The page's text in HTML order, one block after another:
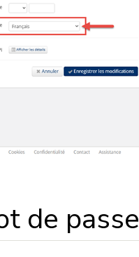
de passe